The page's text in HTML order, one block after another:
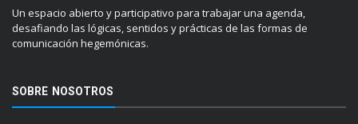
Un espacio abierto y participativo para trabajar una agenda,
desafiando las lógicas, sentidos y prácticas de las formas de
comunicación hegemónicas.
SOBRE NOSOTROS